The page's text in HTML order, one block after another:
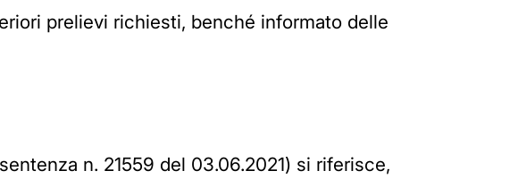
prelievi richiesti, benché informato delle
n. 21559 del 03.06.2021) si riferisce,